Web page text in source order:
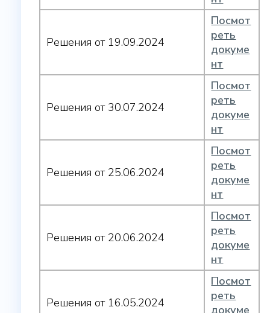
Решения от 19.09.2024
Посмот
реть
докуме
нт
Решения от 30.07.2024
Посмот
реть
докуме
нт
Решения от 25.06.2024
Посмот
реть
докуме
нт
Решения от 20.06.2024
Посмот
реть
докуме
нт
Решения от 16.05.2024
Посмот
реть
докуме